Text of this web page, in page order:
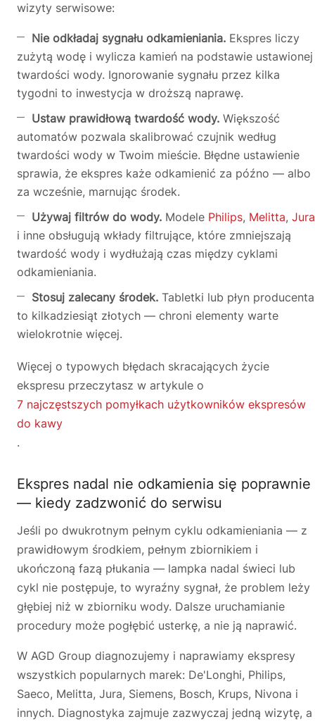
wizyty serwisowe:
Nie odkładaj sygnału odkamieniania. Ekspres liczy
zużytą wodę i wylicza kamień na podstawie ustawionej
twardości wody. Ignorowanie sygnału przez kilka
tygodni to inwestycja w droższą naprawę.
Ustaw prawidłową twardość wody. Większość
automatów pozwala skalibrować czujnik według
twardości wody w Twoim mieście. Błędne ustawienie
sprawia, że ekspres każe odkamienić za późno — albo
za wcześnie, marnując środek.
Używaj filtrów do wody. Modele Philips, Melitta, Jura
i inne obsługują wkłady filtrujące, które zmniejszają
twardość wody i wydłużają czas między cyklami
odkamieniania.
Stosuj zalecany środek. Tabletki lub płyn producenta
to kilkadziesiąt złotych — chroni elementy warte
wielokrotnie więcej.
Więcej o typowych błędach skracających życie
ekspresu przeczytasz w artykule o
7 najczęstszych pomyłkach użytkowników ekspresów
do kawy
.
Ekspres nadal nie odkamienia się poprawnie
— kiedy zadzwonić do serwisu
Jeśli po dwukrotnym pełnym cyklu odkamieniania — z
prawidłowym środkiem, pełnym zbiornikiem i
ukończoną fazą płukania — lampka nadal świeci lub
cykl nie postępuje, to wyraźny sygnał, że problem leży
głębiej niż w zbiorniku wody. Dalsze uruchamianie
procedury może pogłębić usterkę, a nie ją naprawić.
W AGD Group diagnozujemy i naprawiamy ekspresy
wszystkich popularnych marek: De'Longhi, Philips,
Saeco, Melitta, Jura, Siemens, Bosch, Krups, Nivona i
innych. Diagnostyka zajmuje zazwyczaj jedną wizytę, a